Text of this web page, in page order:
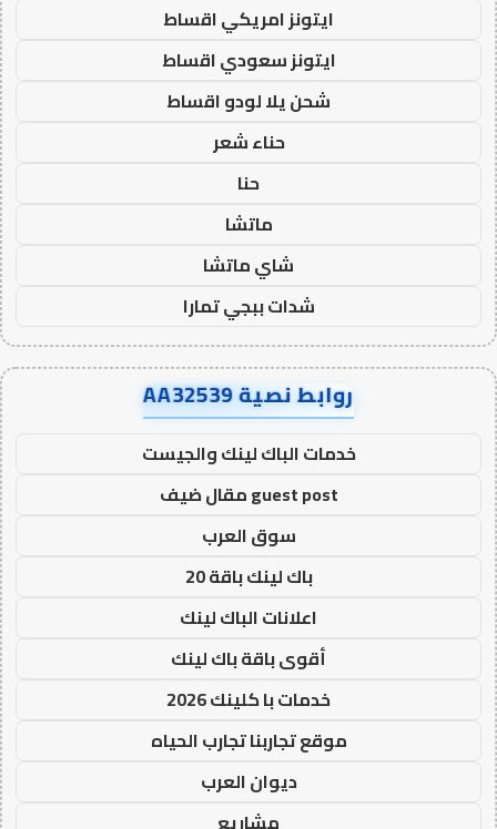
ايتونز امريكي اقساط
ايتونز سعودي اقساط
شحن يلا لودو اقساط
حناء شعر
حنا
ماتشا
شاي ماتشا
شدات ببجي تمارا
روابط نصية AA32539
خدمات الباك لينك والجيست
guest post مقال ضيف
سوق العرب
باك لينك باقة 20
اعلانات الباك لينك
أقوى باقة باك لينك
خدمات با كلينك 2026
موقع تجاربنا تجارب الحياه
ديوان العرب